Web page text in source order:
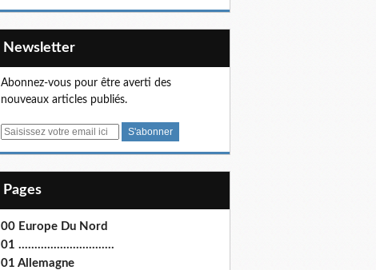
Newsletter
Abonnez-vous pour être averti des
nouveaux articles publiés.
E
Pages
00 Europe Du Nord
01 ..............................
01 Allemagne